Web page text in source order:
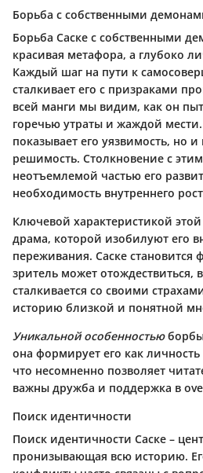
Борьба с собственными
Борьба Саске с собственными
красивая метафора, а глубоко
Каждый шаг на пути к
сталкивает его с призраками
всей манги мы видим, как он
горечью утраты и жаждой
показывает его уязвимость, но и
решимость. Столкновение с
неотъемлемой частью его
необходимость внутреннего
Ключевой характеристикой
драма, которой изобилуют его
переживания. Саске становится
зритель может отождествиться,
сталкивается со своими
историю близкой и понятной
Уникальной особенностьюборбы
она формирует его как
что несомненно позволяет
важны дружба и поддержка в
Поиск идентичности
Поиск идентичности Саске –
пронизывающая всю историю.